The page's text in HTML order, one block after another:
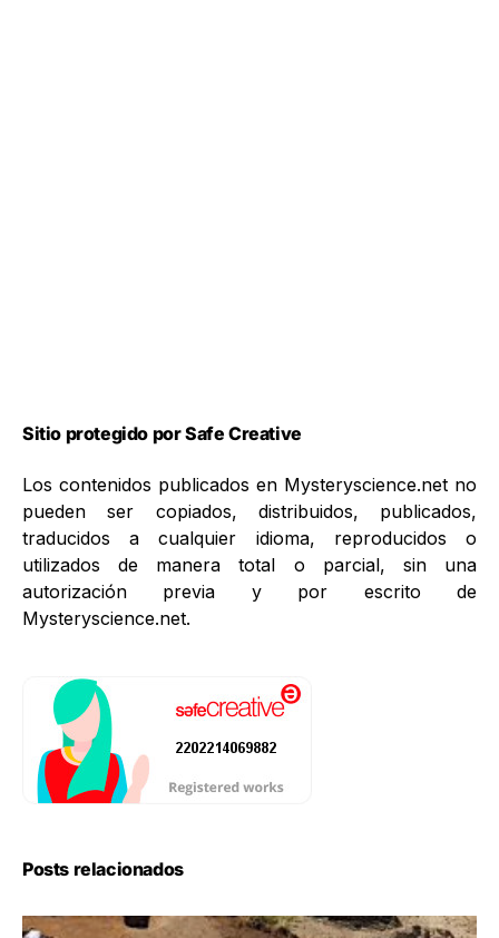
Sitio protegido por Safe Creative
Los contenidos publicados en Mysteryscience.net no
pueden ser copiados, distribuidos, publicados,
traducidos a cualquier idioma, reproducidos o
utilizados de manera total o parcial, sin una
autorización previa y por escrito de
Mysteryscience.net.
Posts relacionados